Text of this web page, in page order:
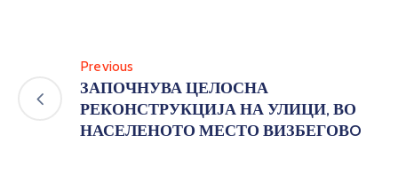
Previous
ЗАПОЧНУВА ЦЕЛОСНА
РЕКОНСТРУКЦИЈА НА УЛИЦИ, ВО
НАСЕЛЕНОТО МЕСТО ВИЗБЕГОВO